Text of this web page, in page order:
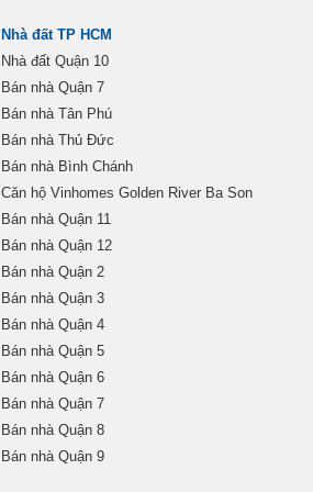
Nhà đất TP HCM
Nhà đất Quận 10
Bán nhà Quận 7
Bán nhà Tân Phú
Bán nhà Thủ Đức
Bán nhà Bình Chánh
Căn hộ Vinhomes Golden River Ba Son
Bán nhà Quận 11
Bán nhà Quận 12
Bán nhà Quận 2
Bán nhà Quận 3
Bán nhà Quận 4
Bán nhà Quận 5
Bán nhà Quận 6
Bán nhà Quận 7
Bán nhà Quận 8
Bán nhà Quận 9